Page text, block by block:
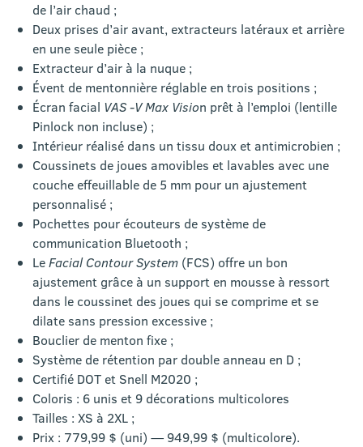
de l’air chaud ;
Deux prises d’air avant, extracteurs latéraux et arrière
en une seule pièce ;
Extracteur d’air à la nuque ;
Évent de mentonnière réglable en trois positions ;
Écran facial VAS -V Max Vision prêt à l’emploi (lentille
Pinlock non incluse) ;
Intérieur réalisé dans un tissu doux et antimicrobien ;
Coussinets de joues amovibles et lavables avec une
couche effeuillable de 5 mm pour un ajustement
personnalisé ;
Pochettes pour écouteurs de système de
communication Bluetooth ;
LeFacial Contour System (FCS) offre un bon
ajustement grâce à un support en mousse à ressort
dans le coussinet des joues qui se comprime et se
dilate sans pression excessive ;
Bouclier de menton fixe ;
Système de rétention par double anneau en D ;
Certifié DOT et Snell M2020 ;
Coloris : 6 unis et 9 décorations multicolores
Tailles : XS à 2XL ;
Prix : 779,99 $ (uni) — 949,99 $ (multicolore).